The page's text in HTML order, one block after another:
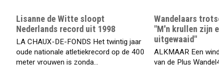
Lisanne de Witte sloopt
Nederlands record uit 1998
LA CHAUX-DE-FONDS Het twintig jaar
oude nationale atletiekrecord op de 400
meter vrouwen is zonda...
Wandelaars
"M'n krullen zijn
uitgewaaid"
ALKMAAR Een
van de Plus